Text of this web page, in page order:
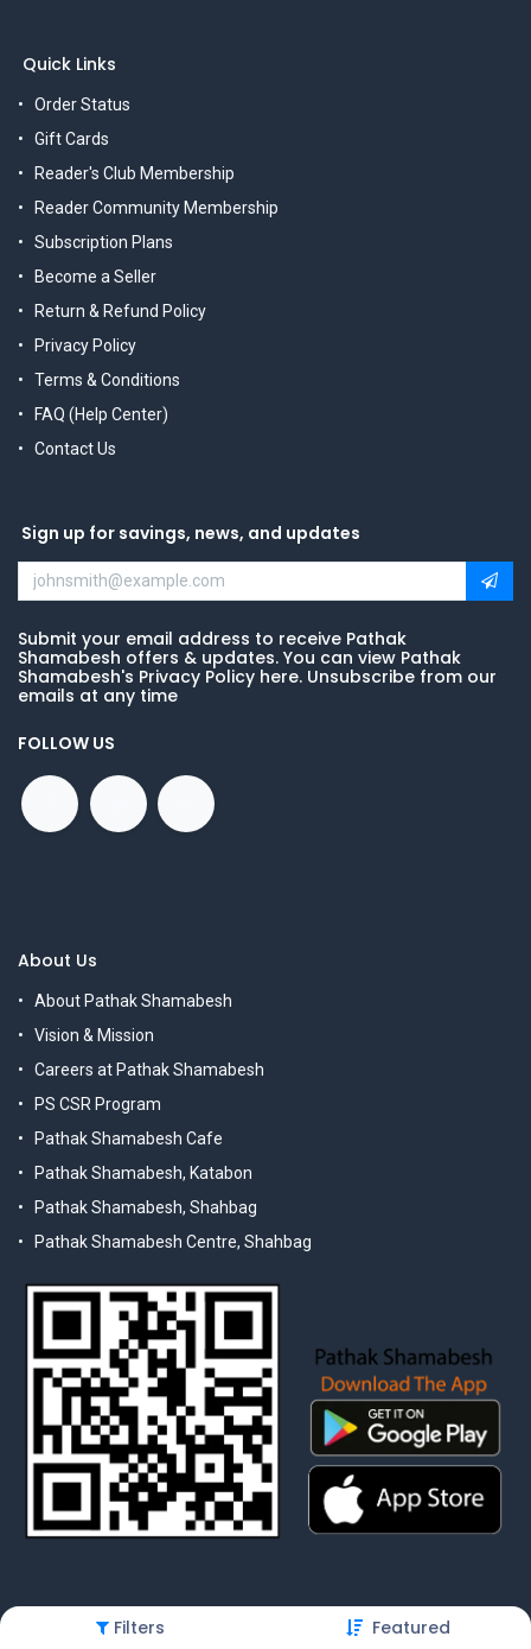
Filters Featured
Quick Links
Order Status
Gift Cards
Reader's Club Membership
Reader Community Membership
Subscription Plans
Become a Seller
Return & Refund Policy
Privacy Policy
Terms & Conditions
FAQ (Help Center)
Contact Us
Sign up for savings, news, and updates
Submit your email address to receive Pathak
Shamabesh offers & updates. You can view Pathak
Shamabesh's Privacy Policy here. Unsubscribe from our
emails at any time
FOLLOW US
About Us
About Pathak Shamabesh
Vision & Mission
Careers at Pathak Shamabesh
PS CSR Program
Pathak Shamabesh Cafe
Pathak Shamabesh, Katabon
Pathak Shamabesh, Shahbag
Pathak Shamabesh Centre, Shahbag
© 2025 Pathak Shamabesh. Developed by Metamorphosis Ltd. |